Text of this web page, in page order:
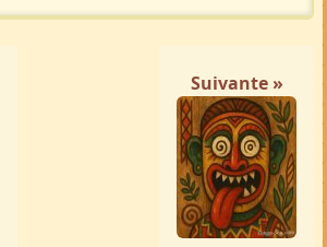
Suivante »